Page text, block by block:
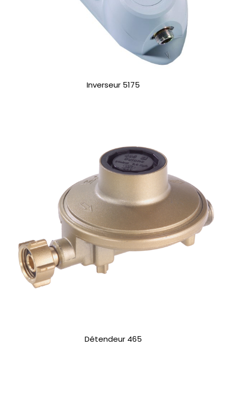
Inverseur 5175
Détendeur 465